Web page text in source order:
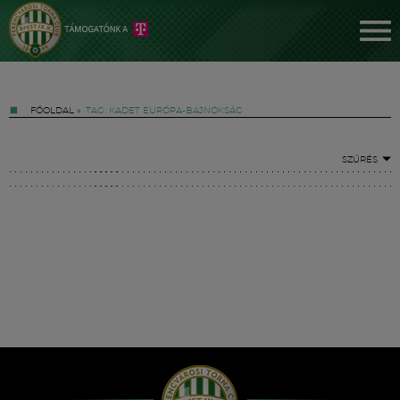
FŐOLDAL » TAG: KADET EURÓPA-BAJNOKSÁG
SZŰRÉS
Hírek